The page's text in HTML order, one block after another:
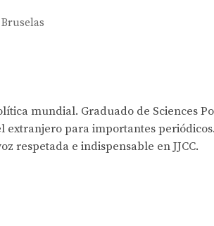
mundial. Graduado de Sciences
para importantes
respetada e indispensable en JJCC.